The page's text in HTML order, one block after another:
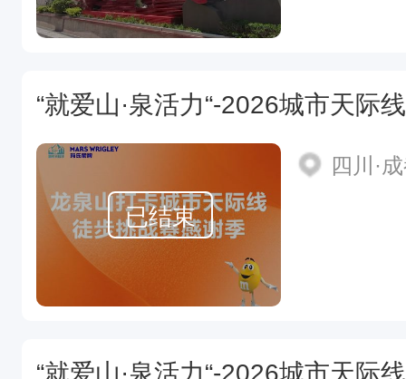
“就爱山·泉活力“-2026城市天际
已结束
四川·
“就爱山·泉活力“-2026城市天际